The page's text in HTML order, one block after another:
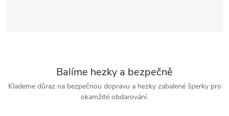
Balíme hezky a bezpečně
Klademe důraz na bezpečnou dopravu a hezky zabalené šperky pro
okamžité obdarování.